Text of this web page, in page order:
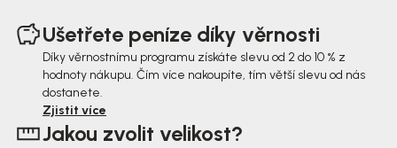
Ušetřete peníze díky věrnosti
Díky věrnostnímu programu získáte slevu od 2 do 10 % z
hodnoty nákupu. Čím více nakoupíte, tím větší slevu od nás
dostanete.
Zjistit více
Jakou zvolit velikost?